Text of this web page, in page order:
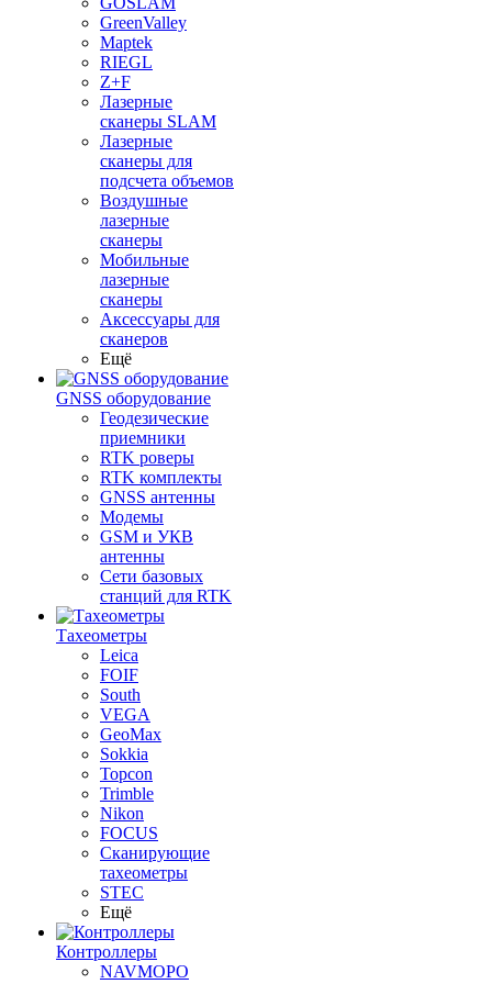
GreenValley
Maptek
RIEGL
Z+F
Лазерные
сканеры SLAM
Лазерные
сканеры для
подсчета объемов
Воздушные
лазерные
сканеры
Мобильные
лазерные
сканеры
Аксессуары для
сканеров
Ещё
GNSS оборудование
Геодезические
приемники
RTK роверы
RTK комплекты
GNSS антенны
Модемы
GSM и УКВ
антенны
Сети базовых
станций для RTK
Тахеометры
Leica
FOIF
South
VEGA
GeoMax
Sokkia
Topcon
Trimble
Nikon
FOCUS
Сканирующие
тахеометры
STEC
Ещё
Контроллеры
NAVMOPO